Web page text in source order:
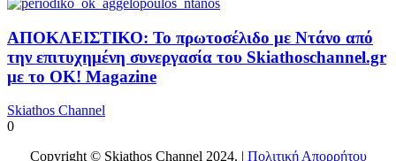
ΑΠΟΚΛΕΙΣΤΙΚΟ: Το πρωτοσέλιδο με Ντάνο από
την επιτυχημένη συνεργασία του Skiathoschannel.gr
με το OK! Magazine
Skiathos Channel
0
Copyright © Skiathos Channel 2024. | Πολιτική Απορρήτου